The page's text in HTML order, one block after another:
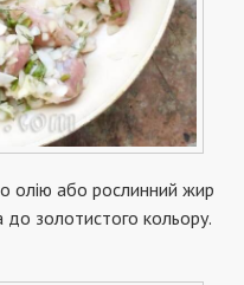
олію або рослинний жир
золотистого кольору.